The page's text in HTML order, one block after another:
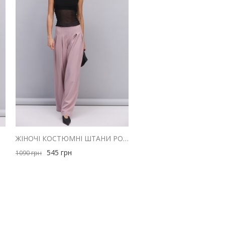
ЖІНОЧІ КОСТЮМНІ ШТАНИ РОЖЕВІ ЗІ СКЛАДКАМИ ВГОРІ
1090грн 545 грн